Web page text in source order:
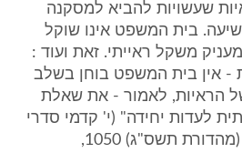
שעשויות להביא למסקנה
בית המשפט אינו שוקל
מעניק משקל ראייתי. זאת ועוד :
- אין בית המשפט בוחן בשלב
הראיות, לאמור - את שאלת
לעדות יחידה" (י' קדמי סדרי
הדין בפלילים כרך שני (מהדורת תשס"ג) 1050,